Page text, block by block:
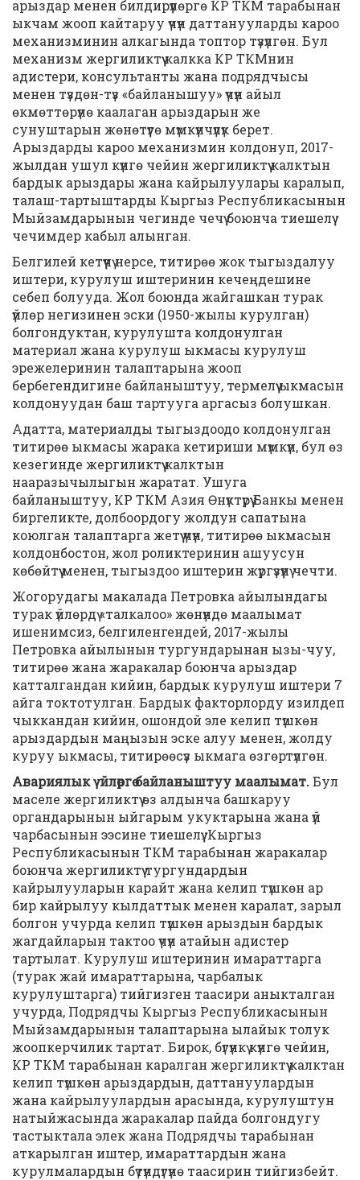
арыздар менен билдирүүлөргө КР ТКМ тарабынан
ыкчам жооп кайтаруу үчүн даттанууларды кароо
механизминин алкагында топтор түзүлгөн. Бул
механизм жергиликтүү калкка КР ТКМнин
адистери, консультанты жана подрядчысы
менен түздөн-түз «байланышуу» үчүн айыл
өкмөттөрүнө каалаган арыздарын же
сунуштарын жөнөтүүгө мүмкүнчүлүк берет.
Арыздарды кароо механизмин колдонуп, 2017-
жылдан ушул күнгө чейин жергиликтүү калктын
бардык арыздары жана кайрылуулары каралып,
талаш-тартыштарды Кыргыз Республикасынын
Мыйзамдарынын чегинде чечүү боюнча тиешелүү
чечимдер кабыл алынган.
Белгилей кетүүчү нерсе, титирөө жок тыгыздалуу
иштери, курулуш иштеринин кечеңдешине
себеп болууда. Жол боюнда жайгашкан турак
үйлөр негизинен эски (1950-жылы курулган)
болгондуктан, курулушта колдонулган
материал жана курулуш ыкмасы курулуш
эрежелеринин талаптарына жооп
бербегендигине байланыштуу, термелүү ыкмасын
колдонуудан баш тартууга аргасыз болушкан.
Адатта, материалды тыгыздоодо колдонулган
титирөө ыкмасы жарака кетириши мүмкүн, бул өз
кезегинде жергиликтүү калктын
нааразычылыгын жаратат. Ушуга
байланыштуу, КР ТКМ Азия Өнүктүрүү Банкы менен
биргеликте, долбоордогу жолдун сапатына
коюлган талаптарга жетүү үчүн, титирөө ыкмасын
колдонбостон, жол роликтеринин ашуусун
көбөйтүү менен, тыгыздоо иштерин жүргүзүүнү чечти.
Жогорудагы макалада Петровка айылындагы
турак үйлөрдү «талкалоо» жөнүндө маалымат
ишенимсиз, белгиленгендей, 2017-жылы
Петровка айылынын тургундарынан ызы-чуу,
титирөө жана жаракалар боюнча арыздар
катталгандан кийин, бардык курулуш иштери 7
айга токтотулган. Бардык факторлорду изилдеп
чыккандан кийин, ошондой эле келип түшкөн
арыздардын маңызын эске алуу менен, жолду
куруу ыкмасы, титирөөсүз ыкмага өзгөртүлгөн.
Авариялык үйлөргө байланыштуу маалымат.Бул
маселе жергиликтүү өз алдынча башкаруу
органдарынын ыйгарым укуктарына жана үй
чарбасынын ээсине тиешелүү. Кыргыз
Республикасынын ТКМ тарабынан жаракалар
боюнча жергиликтүү тургундардын
кайрылууларын карайт жана келип түшкөн ар
бир кайрылуу кылдаттык менен каралат, зарыл
болгон учурда келип түшкөн арыздын бардык
жагдайларын тактоо үчүн атайын адистер
тартылат. Курулуш иштеринин имараттарга
(турак жай имараттарына, чарбалык
курулуштарга) тийгизген таасири аныкталган
учурда, Подрядчы Кыргыз Республикасынын
Мыйзамдарынын талаптарына ылайык толук
жоопкерчилик тартат. Бирок, бүгүнкү күнгө чейин,
КР ТКМ тарабынан каралган жергиликтүү калктан
келип түшкөн арыздардын, даттануулардын
жана кайрылуулардын арасында, курулуштун
натыйжасында жаракалар пайда болгондугу
тастыктала элек жана Подрядчы тарабынан
аткарылган иштер, имараттардын жана
курулмалардын бүтүндүгүнө таасирин тийгизбейт.